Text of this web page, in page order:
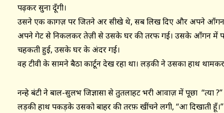
पढ़कर सुना दूँगी।
उसने एक कागज़ पर जितने अक्षर सीखे थे, सब लिख दिए और अपने
अपने गेट से निकलकर तेज़ी से उसके घर की तरफ गई। उसके आँगन में
चहकती हुई, उसके घर के अंदर गई।
वह टीवी के सामने बैठा कार्टून देख रहा था। लड़की ने उसका हाथ
नन्हे बंटी ने बाल-सुलभ जिज्ञासा से तुतलाहट भरी आवाज़ में पूछा “त्या ?”
लड़की हाथ पकड़के उसको बाहर की तरफ़ खींचने लगी, “आ दिखाती हूँ।”